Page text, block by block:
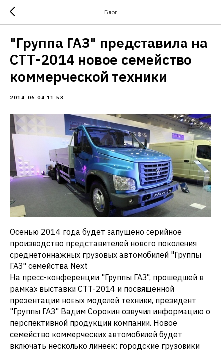
Блог
"Группа ГАЗ" представила на
СТТ-2014 новое семейство
коммерческой техники
2014-06-04 11:53
Осенью 2014 года будет запущено серийное
производство представителей нового поколения
среднетоннажных грузовых автомобилей "Группы
ГАЗ" семейства Next
На пресс-конференции "Группы ГАЗ", прошедшей в
рамках выставки СТТ-2014 и посвященной
презентации новых моделей техники, президент
"Группы ГАЗ" Вадим Сорокин озвучил информацию о
перспективной продукции компании. Новое
семейство коммерческих автомобилей будет
включать несколько линеек: городские грузовики